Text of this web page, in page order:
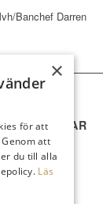
Banchef Darren
medlem
& Greenfee
×
för att
att
du till alla
Läs